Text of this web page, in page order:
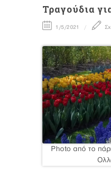
Τραγούδια
1/5/2021
Photo από το